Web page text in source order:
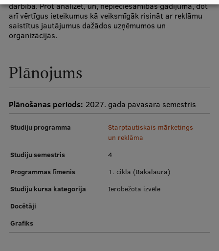
Ētikas un līdztiesības mācības
Atvērtā universitāte
Profesionālās pilnveides kursi
ESF kvalifikācijas celšanas kursi
Pedagoģiskās izaugsmes centrs
Kvalifikācijas atbilstības pārbaude
Pētniecība
Zinātniskie institūti un laboratorijas
Pētniecības datu pārvaldība
darbībā. Prot analizēt, un, nepieciešamības gadījumā, dot
arī vērtīgus ieteikumus kā veiksmīgāk risināt ar reklāmu
saistītus jautājumus dažādos uzņēmumos un
organizācijās.
Plānojums
Plānošanas periods: 2027. gada pavasara semestris
Studiju programma
Starptautiskais mārketings
un reklāma
Studiju semestris
4
Programmas līmenis
1. cikla (Bakalaura)
Studiju kursa kategorija
Ierobežota izvēle
Docētāji
Grafiks